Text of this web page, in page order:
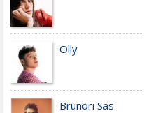
Olly
Brunori Sas